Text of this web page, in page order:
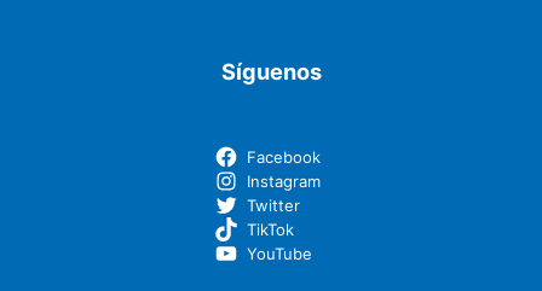
Síguenos
Facebook
Instagram
Twitter
TikTok
YouTube